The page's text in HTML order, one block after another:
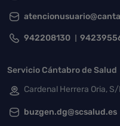
942208130
Servicio Cántabro de Salud
Cardenal Herrera Oria,
buzgen.dg@scsalud.es